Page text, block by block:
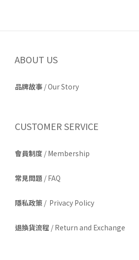
ABOUT US
品牌故事 /Our Story
CUSTOMER SERVICE
會員制度 / Membership
常見問題 / FAQ
隱私政策 / Privacy Policy
退換貨流程 / Return and Exchange